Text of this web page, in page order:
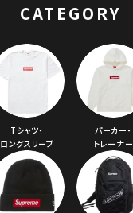
CATEGORY
Tシャツ・
ロングスリーブ
パーカー・
トレーナー